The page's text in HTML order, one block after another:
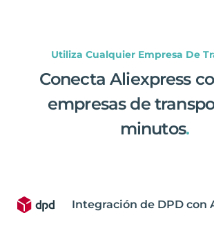
Utiliza Cualquier Empresa De
Conecta Aliexpress
empresas de
minutos.
Integración de DPD con